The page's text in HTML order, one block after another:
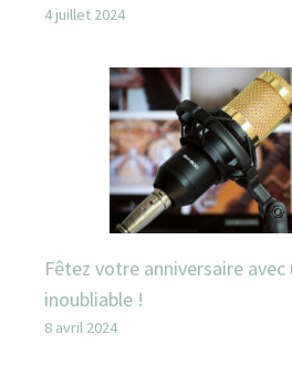
4 juillet 2024
Fêtez votre anniversaire
inoubliable !
8 avril 2024